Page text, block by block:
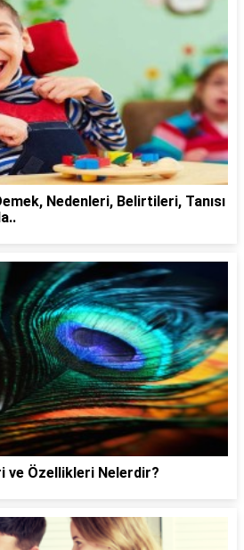
Nedenleri, Belirtileri, Tanısı
ve Özellikleri Nelerdir?